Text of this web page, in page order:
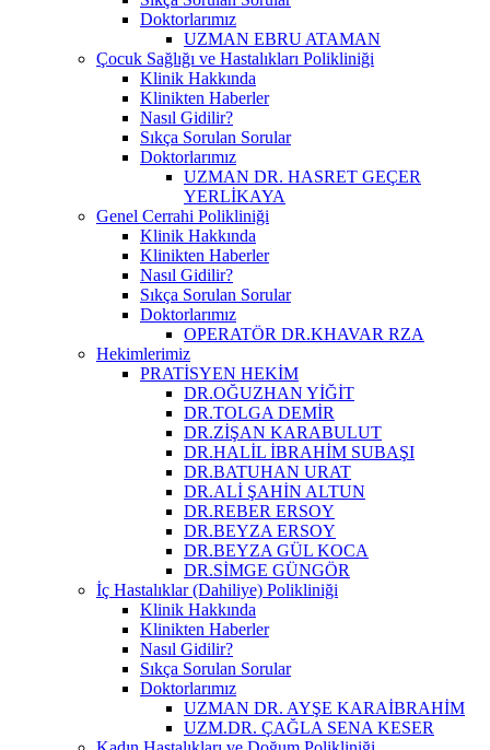
Doktorlarımız
UZMAN EBRU ATAMAN
Çocuk Sağlığı ve Hastalıkları Polikliniği
Klinik Hakkında
Klinikten Haberler
Nasıl Gidilir?
Sıkça Sorulan Sorular
Doktorlarımız
UZMAN DR. HASRET GEÇER
YERLİKAYA
Genel Cerrahi Polikliniği
Klinik Hakkında
Klinikten Haberler
Nasıl Gidilir?
Sıkça Sorulan Sorular
Doktorlarımız
OPERATÖR DR.KHAVAR RZA
Hekimlerimiz
PRATİSYEN HEKİM
DR.OĞUZHAN YİĞİT
DR.TOLGA DEMİR
DR.ZİŞAN KARABULUT
DR.HALİL İBRAHİM SUBAŞI
DR.BATUHAN URAT
DR.ALİ ŞAHİN ALTUN
DR.REBER ERSOY
DR.BEYZA ERSOY
DR.BEYZA GÜL KOCA
DR.SİMGE GÜNGÖR
İç Hastalıklar (Dahiliye) Polikliniği
Klinik Hakkında
Klinikten Haberler
Nasıl Gidilir?
Sıkça Sorulan Sorular
Doktorlarımız
UZMAN DR. AYŞE KARAİBRAHİM
UZM.DR. ÇAĞLA SENA KESER